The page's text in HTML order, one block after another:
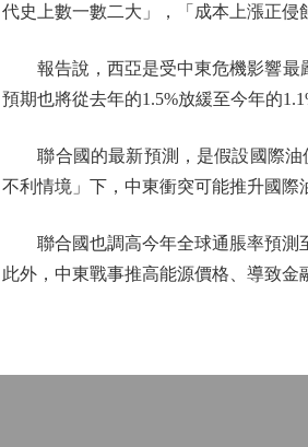
代史上數一數二大」，「成本上漲正侵
報告說，西亞是受中東危機影響最嚴
預期也將從去年的1.5%放緩至今年的
聯合國的最新預測，是假設國際油
不利情境」下，中東衝突可能推升國際
聯合國也調高今年全球通脹率預測至
此外，中東戰事推高能源價格、導致金